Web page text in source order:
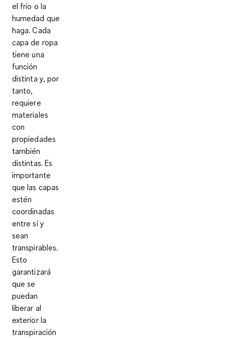
el frío o la
humedad que
haga. Cada
capa de ropa
tiene una
función
distinta y, por
tanto,
requiere
materiales
con
propiedades
también
distintas. Es
importante
que las capas
estén
coordinadas
entre sí y
sean
transpirables.
Esto
garantizará
que se
puedan
liberar al
exterior la
transpiración